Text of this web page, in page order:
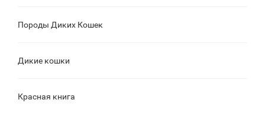
Породы Диких Кошек
Дикие кошки
Красная книга